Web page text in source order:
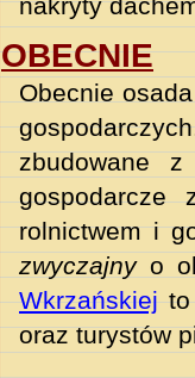
OBECNIE
Obecnie
zbudowane
gospodarcze
rolnictwem i
zwyczajnyo
Wkrzańskiejto
oraz turystów